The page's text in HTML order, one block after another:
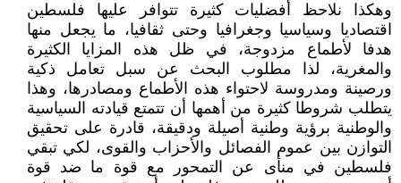
وهكذا نلاحظ أفضليات كثيرة تتوافر عليها فلسطين
اقتصاديا وسياسيا وجغرافيا وحتى ثقافيا، ما يجعل منها
هدفا لأطماع مزدوجة، في ظل هذه المزايا الكثيرة
والمغرية، لذا مطلوب البحث عن سبل تعامل ذكية
ورصينة ومدروسة لاحتواء هذه الأطماع ومصادرها، وهذا
يتطلب شروطا كثيرة من أهمها أن تتمتع قيادته السياسية
والوطنية برؤية وطنية أصيلة ودقيقة، قادرة على تحقيق
التوازن بين عموم الفصائل والأحزاب والقوى، لكي تبقي
فلسطين في منأى عن التمحور مع قوة ما ضد قوة